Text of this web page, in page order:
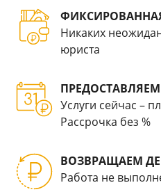
Никаких
юриста
Услуги сейчас –
Рассрочка без %
ВОЗВРАЩАЕМ
Работа не